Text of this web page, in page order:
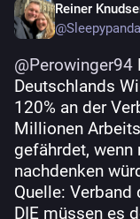
Reiner
@Perowinger94
Deutschlands
120% an der
Millionen
gefährdet, wenn
nachdenken
Quelle: Verband
DIE müssen es